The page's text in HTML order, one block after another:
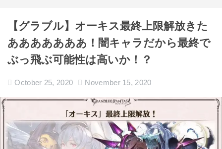
【グラブル】オーキス最終上限解放きた
あああああああ！闇キャラだから最終で
ぶっ飛ぶ可能性は高いか！？
October 25, 2020 November 15, 2020